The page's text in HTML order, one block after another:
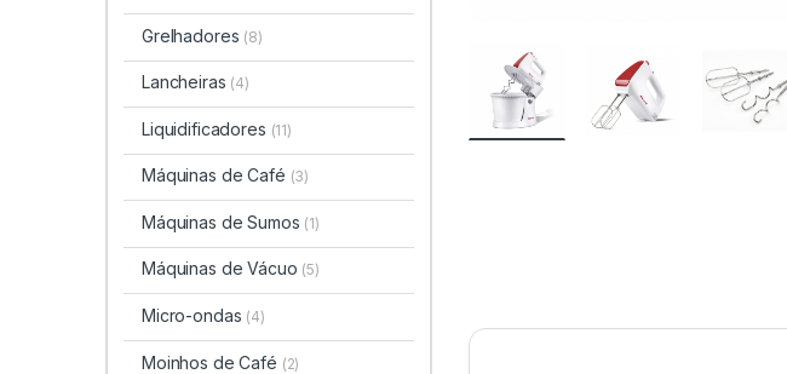
Grelhadores (8)
Lancheiras (4)
Liquidificadores (11)
Máquinas de Café (3)
Máquinas de Sumos (1)
Máquinas de Vácuo (5)
Micro-ondas (4)
Moinhos de Café (2)